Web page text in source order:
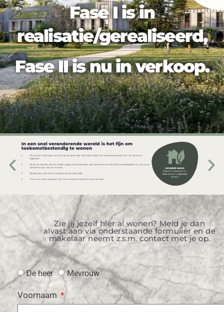
Fase I is in
realisatie/gerealiseerd,
Fase II is nu in verkoop.
Zie jij jezelf hier al wonen? Meld je dan
alvast aan via onderstaande formulier en de
makelaar neemt z.s.m. contact met je op.
De heer Mevrouw
Voornaam